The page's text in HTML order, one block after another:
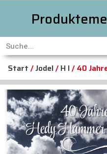
Start /Jodel/H I/ 40